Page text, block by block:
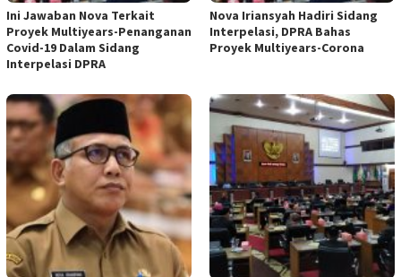
Ini Jawaban Nova Terkait
Proyek Multiyears-Penanganan
Covid-19 Dalam Sidang
Interpelasi DPRA
Nova Iriansyah Hadiri Sidang
Interpelasi, DPRA Bahas
Proyek Multiyears-Corona